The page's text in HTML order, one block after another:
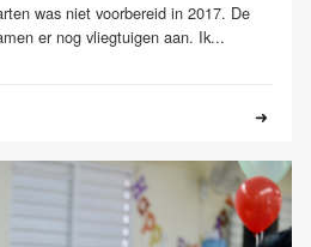
was niet voorbereid in 2017. De
er nog vliegtuigen aan. Ik...